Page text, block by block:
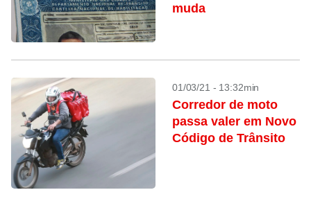
muda
01/03/21 - 13:32min
Corredor de moto
passa valer em Novo
Código de Trânsito